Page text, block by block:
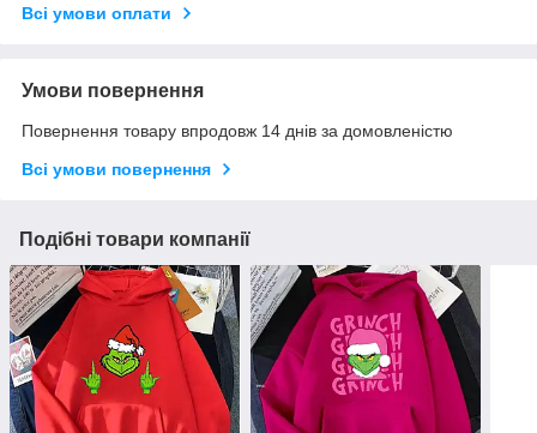
Всі умови оплати
Умови повернення
Повернення товару впродовж 14 днів за домовленістю
Всі умови повернення
Подібні товари компанії